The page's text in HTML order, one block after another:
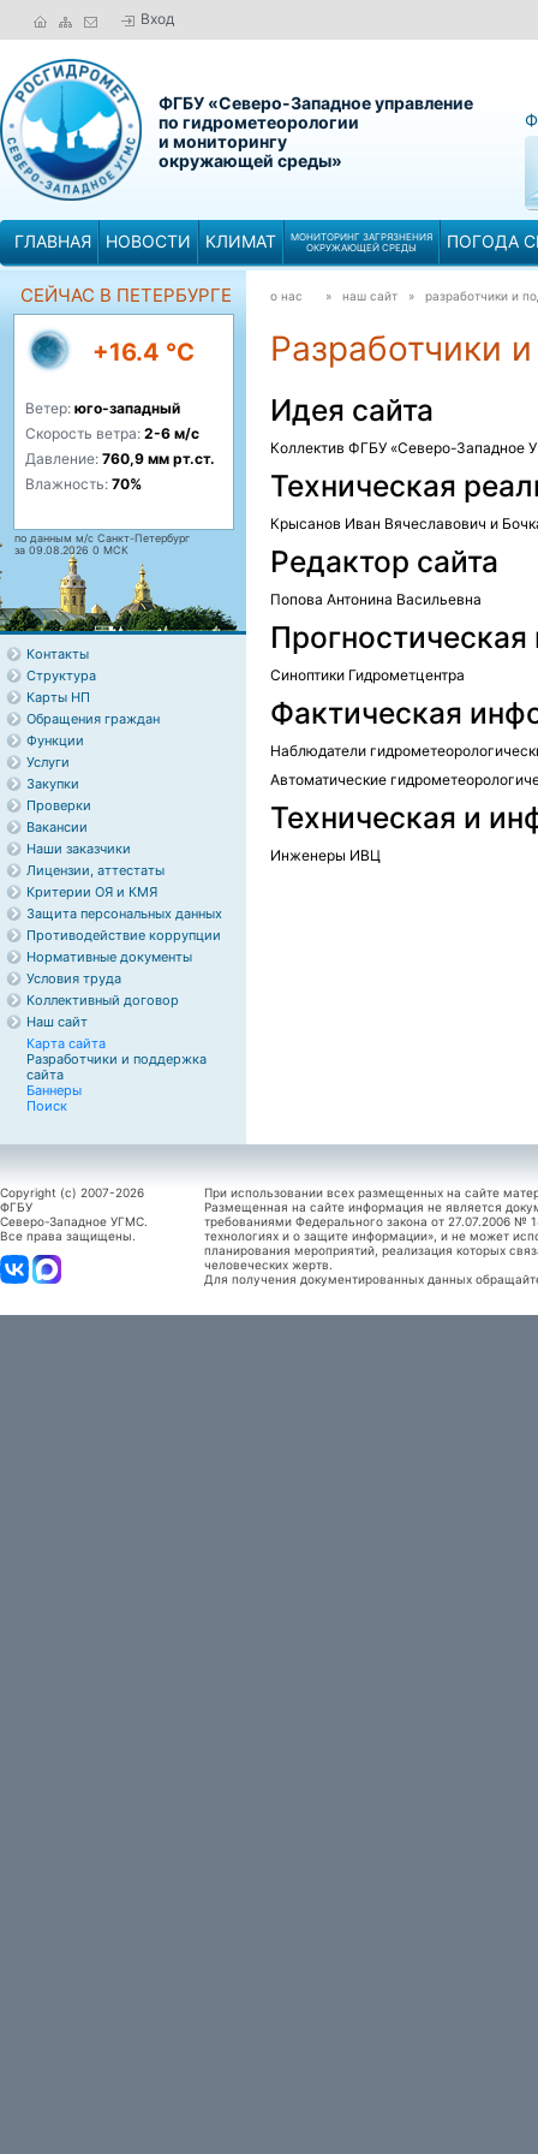
Вход
ФГБУ «Северо-Западное управление
по гидрометеорологии
и мониторингу
окружающей среды»
ГЛАВНАЯ НОВОСТИ КЛИМАТ
МОНИТОРИНГ ЗАГРЯЗНЕНИЯ
ОКРУЖАЮЩЕЙ СРЕДЫ
ПОГОДА
СЕЙЧАС В ПЕТЕРБУРГЕ
+16.4 °C
Ветер: юго-западный
Скорость ветра: 2-6 м/с
Давление: 760,9 мм рт.ст.
Влажность: 70%
по данным м/с Санкт-Петербург
за 09.08.2026 0 МСК
Контакты
Структура
Карты НП
Обращения граждан
Функции
Услуги
Закупки
Проверки
Вакансии
Наши заказчики
Лицензии, аттестаты
Критерии ОЯ и КМЯ
Защита персональных данных
Противодействие коррупции
Нормативные документы
Условия труда
Коллективный договор
Наш сайт
Карта сайта
Разработчики и поддержка
сайта
Баннеры
Поиск
о нас » наш сайт » разработчики и
Разработчики
Идея сайта
Коллектив ФГБУ «Северо-Западное
Техническая
Крысанов Иван Вячеславович и
Редактор сайта
Попова Антонина Васильевна
Синоптики Гидрометцентра
Фактическая
Наблюдатели
Автоматические
Техническая и
Инженеры ИВЦ
Copyright (c) 2007-2026
ФГБУ
Северо-Западное УГМС.
Все права защищены.
При использовании всех размещенных на сайте
Размещенная на сайте информация не является
требованиями Федерального закона от 27.07.2006
технологиях и о защите информации», и не может
планирования мероприятий, реализация которых
человеческих жертв.
Для получения документированных данных